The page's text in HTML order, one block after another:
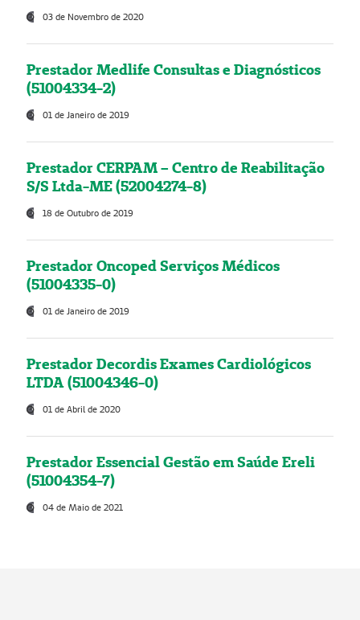
03 de Novembro de 2020
Prestador Medlife Consultas e Diagnósticos
(51004334-2)
01 de Janeiro de 2019
Prestador CERPAM – Centro de Reabilitação
S/S Ltda-ME (52004274-8)
18 de Outubro de 2019
Prestador Oncoped Serviços Médicos
(51004335-0)
01 de Janeiro de 2019
Prestador Decordis Exames Cardiológicos
LTDA (51004346-0)
01 de Abril de 2020
Prestador Essencial Gestão em Saúde Ereli
(51004354-7)
04 de Maio de 2021